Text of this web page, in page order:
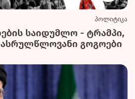
პოლიტიკა
საიდუმლო - ტრამპი,
გოგოები